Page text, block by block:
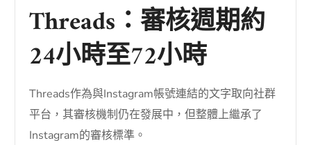
Threads：審核週期約
24小時至72小時
Threads作為與Instagram帳號連結的文字取向社群
平台，其審核機制仍在發展中，但整體上繼承了
Instagram的審核標準。